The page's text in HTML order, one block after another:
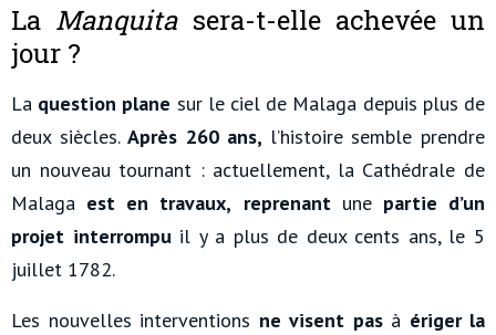
La Manquitasera-t-elle achevée un
jour ?
La question plane sur le ciel de Malaga depuis plus de
deux siècles.Après 260 ans, l’histoire semble prendre
un nouveau tournant : actuellement, la Cathédrale de
Malaga est en travaux, reprenantune partie d’un
projet interrompuil y a plus de deux cents ans, le 5
juillet 1782.
Les nouvelles interventions ne visent pasà ériger la